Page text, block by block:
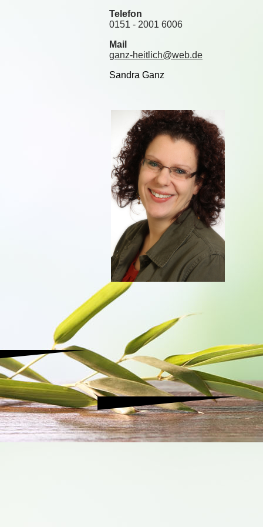
Telefon
0151 - 2001 6006
Mail
ganz-heitlich@web.de
Sandra Ganz